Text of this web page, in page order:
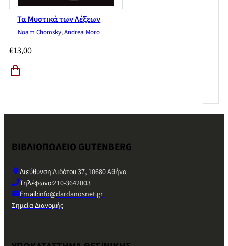
Τα Μυστικά των Λέξεων
Noam Chomsky,Andrea Moro
€13,00
ΒΙΒΛΙΟΠΩΛΕΙΟ GUTENBERG
Διεύθυνση:Διδότου 37, 10680 Αθήνα
Τηλέφωνο:210-3642003
Email:info@dardanosnet.gr
Σημεία Διανομής